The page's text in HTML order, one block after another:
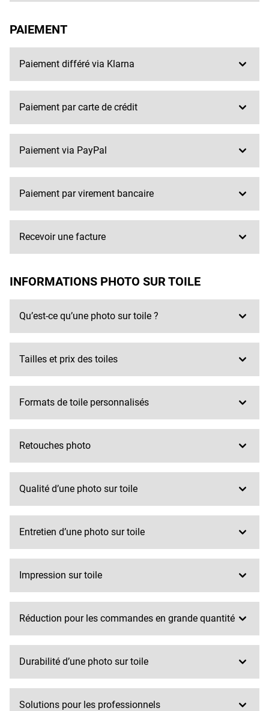
PAIEMENT
Paiement différé via Klarna
Paiement par carte de crédit
Paiement via PayPal
Paiement par virement bancaire
Recevoir une facture
INFORMATIONS PHOTO SUR TOILE
Qu’est-ce qu’une photo sur toile ?
Tailles et prix des toiles
Formats de toile personnalisés
Retouches photo
Qualité d’une photo sur toile
Entretien d’une photo sur toile
Impression sur toile
Réduction pour les commandes en grande quantité
Durabilité d’une photo sur toile
Solutions pour les professionnels